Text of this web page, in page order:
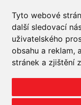
Tyto webové
další sledovací
uživatelského
obsahu a reklam,
stránek a zjištění